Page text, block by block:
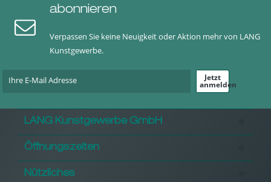
abonnieren
Verpassen Sie keine Neuigkeit oder Aktion mehr von LANG
Kunstgewerbe.
Jetzt
anmelden
LANG Kunstgewerbe GmbH
Öffnungszeiten
Nützliches